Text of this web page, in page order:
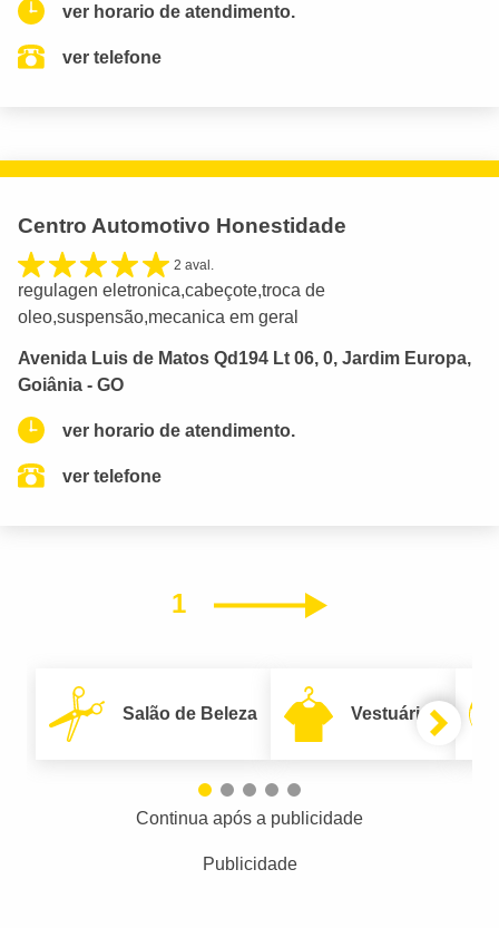
ver horario de atendimento.
ver telefone
Centro Automotivo Honestidade
2 aval.
regulagen eletronica,cabeçote,troca de
oleo,suspensão,mecanica em geral
Avenida Luis de Matos Qd194 Lt 06, 0, Jardim Europa,
Goiânia - GO
ver horario de atendimento.
ver telefone
1 Próximo
Salão de Beleza Vestuário
Continua após a publicidade
Publicidade